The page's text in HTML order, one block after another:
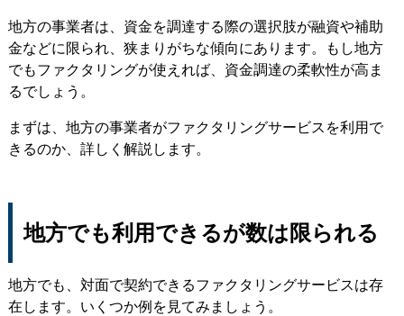
地方の事業者は、資金を調達する際の選択肢が融資や補助
金などに限られ、狭まりがちな傾向にあります。もし地方
でもファクタリングが使えれば、資金調達の柔軟性が高ま
るでしょう。
まずは、地方の事業者がファクタリングサービスを利用で
きるのか、詳しく解説します。
地方でも利用できるが数は限られる
地方でも、対面で契約できるファクタリングサービスは存
在します。いくつか例を見てみましょう。